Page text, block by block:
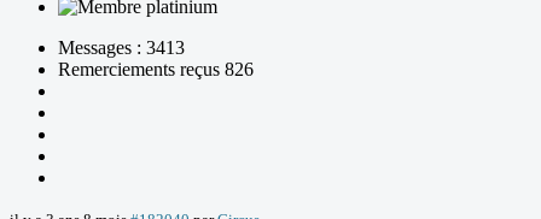
Messages : 3413
Remerciements reçus 826